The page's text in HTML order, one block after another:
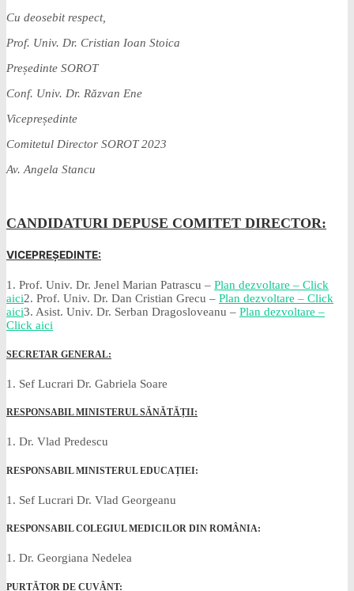
Cu deosebit respect,
Prof. Univ. Dr. Cristian Ioan Stoica
Președinte SOROT
Conf. Univ. Dr. Răzvan Ene
Vicepreședinte
Comitetul Director SOROT 2023
Av. Angela Stancu
CANDIDATURI DEPUSE COMITET DIRECTOR:
VICEPREȘEDINTE:
1. Prof. Univ. Dr. Jenel Marian Patrascu – Plan dezvoltare – Click
aici2. Prof. Univ. Dr. Dan Cristian Grecu – Plan dezvoltare – Click
aici3. Asist. Univ. Dr. Serban Dragosloveanu – Plan dezvoltare –
Click aici
SECRETAR GENERAL:
1. Sef Lucrari Dr. Gabriela Soare
RESPONSABIL MINISTERUL SĂNĂTĂȚII:
1. Dr. Vlad Predescu
RESPONSABIL MINISTERUL EDUCAȚIEI:
1. Sef Lucrari Dr. Vlad Georgeanu
RESPONSABIL COLEGIUL MEDICILOR DIN ROMÂNIA:
1. Dr. Georgiana Nedelea
PURTĂTOR DE CUVÂNT: